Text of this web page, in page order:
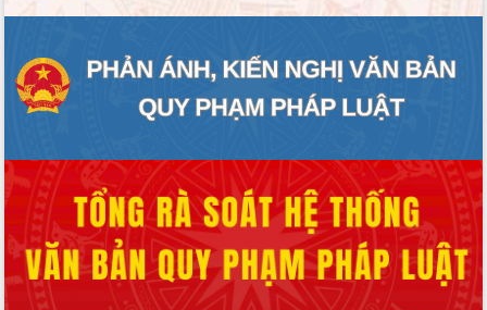
Định vị cà phê Việt Nam như một “di
Xây dựng nông thôn mới: Nâng cao đời
sống người dân từ những mô hình thiết
thực
trong Khu kinh tế Nam Phú Yên
Hòn Yến phát triển du lịch gắn với bảo
tồn biển
Lấy ý kiến điều chỉnh Quy hoạch tỉnh
Đắk Lắk thời kỳ 2021-2030, tầm nhìn
đến năm 2050